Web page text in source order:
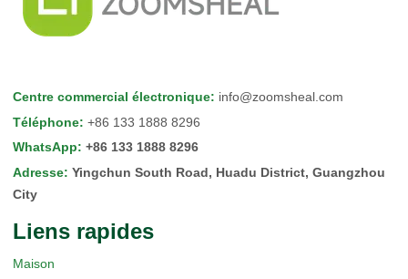
Centre commercial électronique: info@zoomsheal.com
Téléphone: +86 133 1888 8296
WhatsApp: +86 133 1888 8296
Adresse: Yingchun South Road, Huadu District, Guangzhou
City
Liens rapides
Maison